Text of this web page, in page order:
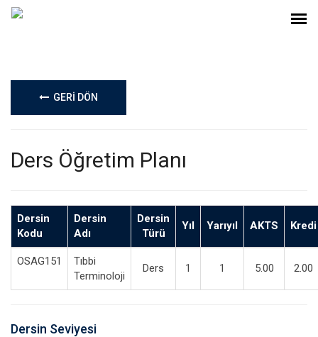
GERİ DÖN
Ders Öğretim Planı
Dersin
Kodu
Dersin
Adı
Dersin
Türü
Yıl Yarıyıl AKTS Kredi
OSAG151
Tıbbi
Terminoloji
Ders 1 1 5.00 2.00
Dersin Seviyesi